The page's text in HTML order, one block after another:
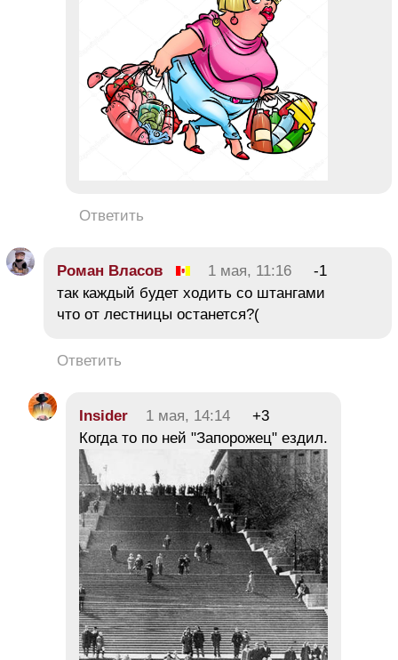
Ответить
Роман Власов 1 мая, 11:16
-1
так каждый будет ходить со штангами
что от лестницы останется?(
Ответить
Insider 1 мая, 14:14
+3
Когда то по ней "Запорожец" ездил.